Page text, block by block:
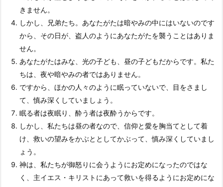
きません。
しかし、兄弟たち。あなたがたは暗やみの中にはいないのです
から、その日が、盗人のようにあなたがたを襲うことはありま
せん。
あなたがたはみな、光の子ども、昼の子どもだからです。私た
ちは、夜や暗やみの者ではありません。
ですから、ほかの人々のように眠っていないで、目をさまし
て、慎み深くしていましょう。
眠る者は夜眠り、酔う者は夜酔うからです。
しかし、私たちは昼の者なので、信仰と愛を胸当てとして着
け、救いの望みをかぶととしてかぶって、慎み深くしていまし
ょう。
神は、私たちが御怒りに会うようにお定めになったのではな
く、主イエス・キリストにあって救いを得るようにお定めにな